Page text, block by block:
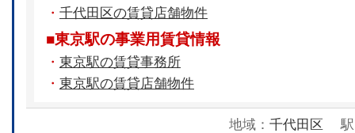
・ 千代田区の賃貸店舗物件
■東京駅の事業用賃貸情報
・ 東京駅の賃貸事務所
・ 東京駅の賃貸店舗物件
地域： 千代田区 駅